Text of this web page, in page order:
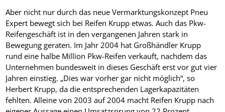
Aber nicht nur durch das neue Vermarktungskonzept Pneu
Expert bewegt sich bei Reifen Krupp etwas. Auch das Pkw-
Reifengeschäft ist in den vergangenen Jahren stark in
Bewegung geraten. Im Jahr 2004 hat Großhändler Krupp
rund eine halbe Million Pkw-Reifen verkauft, nachdem das
Unternehmen bundesweit in dieses Geschäft erst vor gut vier
Jahren einstieg. „Dies war vorher gar nicht möglich“, so
Herbert Krupp, da die entsprechenden Lagerkapazitäten
fehlten. Alleine von 2003 auf 2004 macht Reifen Krupp nach